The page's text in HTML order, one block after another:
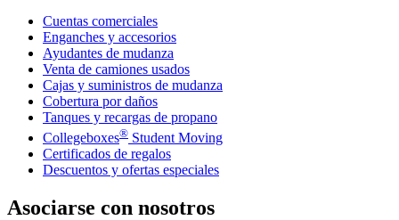
Cuentas comerciales
Enganches y accesorios
Ayudantes de mudanza
Venta de camiones usados
Cajas y suministros de mudanza
Cobertura por daños
Tanques y recargas de propano
Collegeboxes® Student Moving
Certificados de regalos
Descuentos y ofertas especiales
Asociarse con nosotros